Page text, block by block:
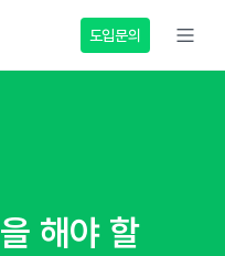
도입문의
해야 할